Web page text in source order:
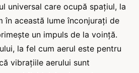
universal care ocupă spațiul, la
în această lume înconjurați de
un impuls de la voință.
la fel cum aerul este pentru
vibrațiile aerului sunt